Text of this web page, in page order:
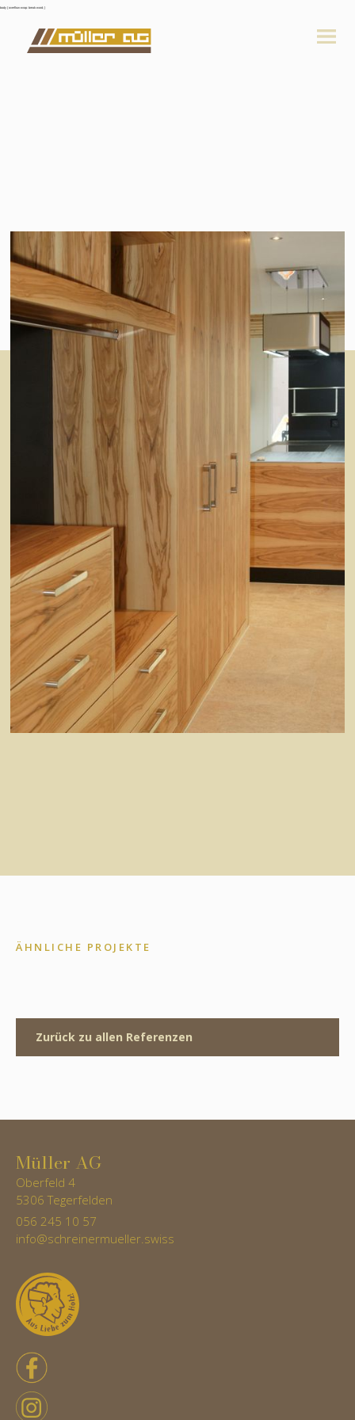
body { overflow-wrap: break-word; }
ÄHNLICHE PROJEKTE
Zurück zu allen Referenzen
Müller AG
Oberfeld 4
5306 Tegerfelden
056 245 10 57
info@schreinermueller.swiss